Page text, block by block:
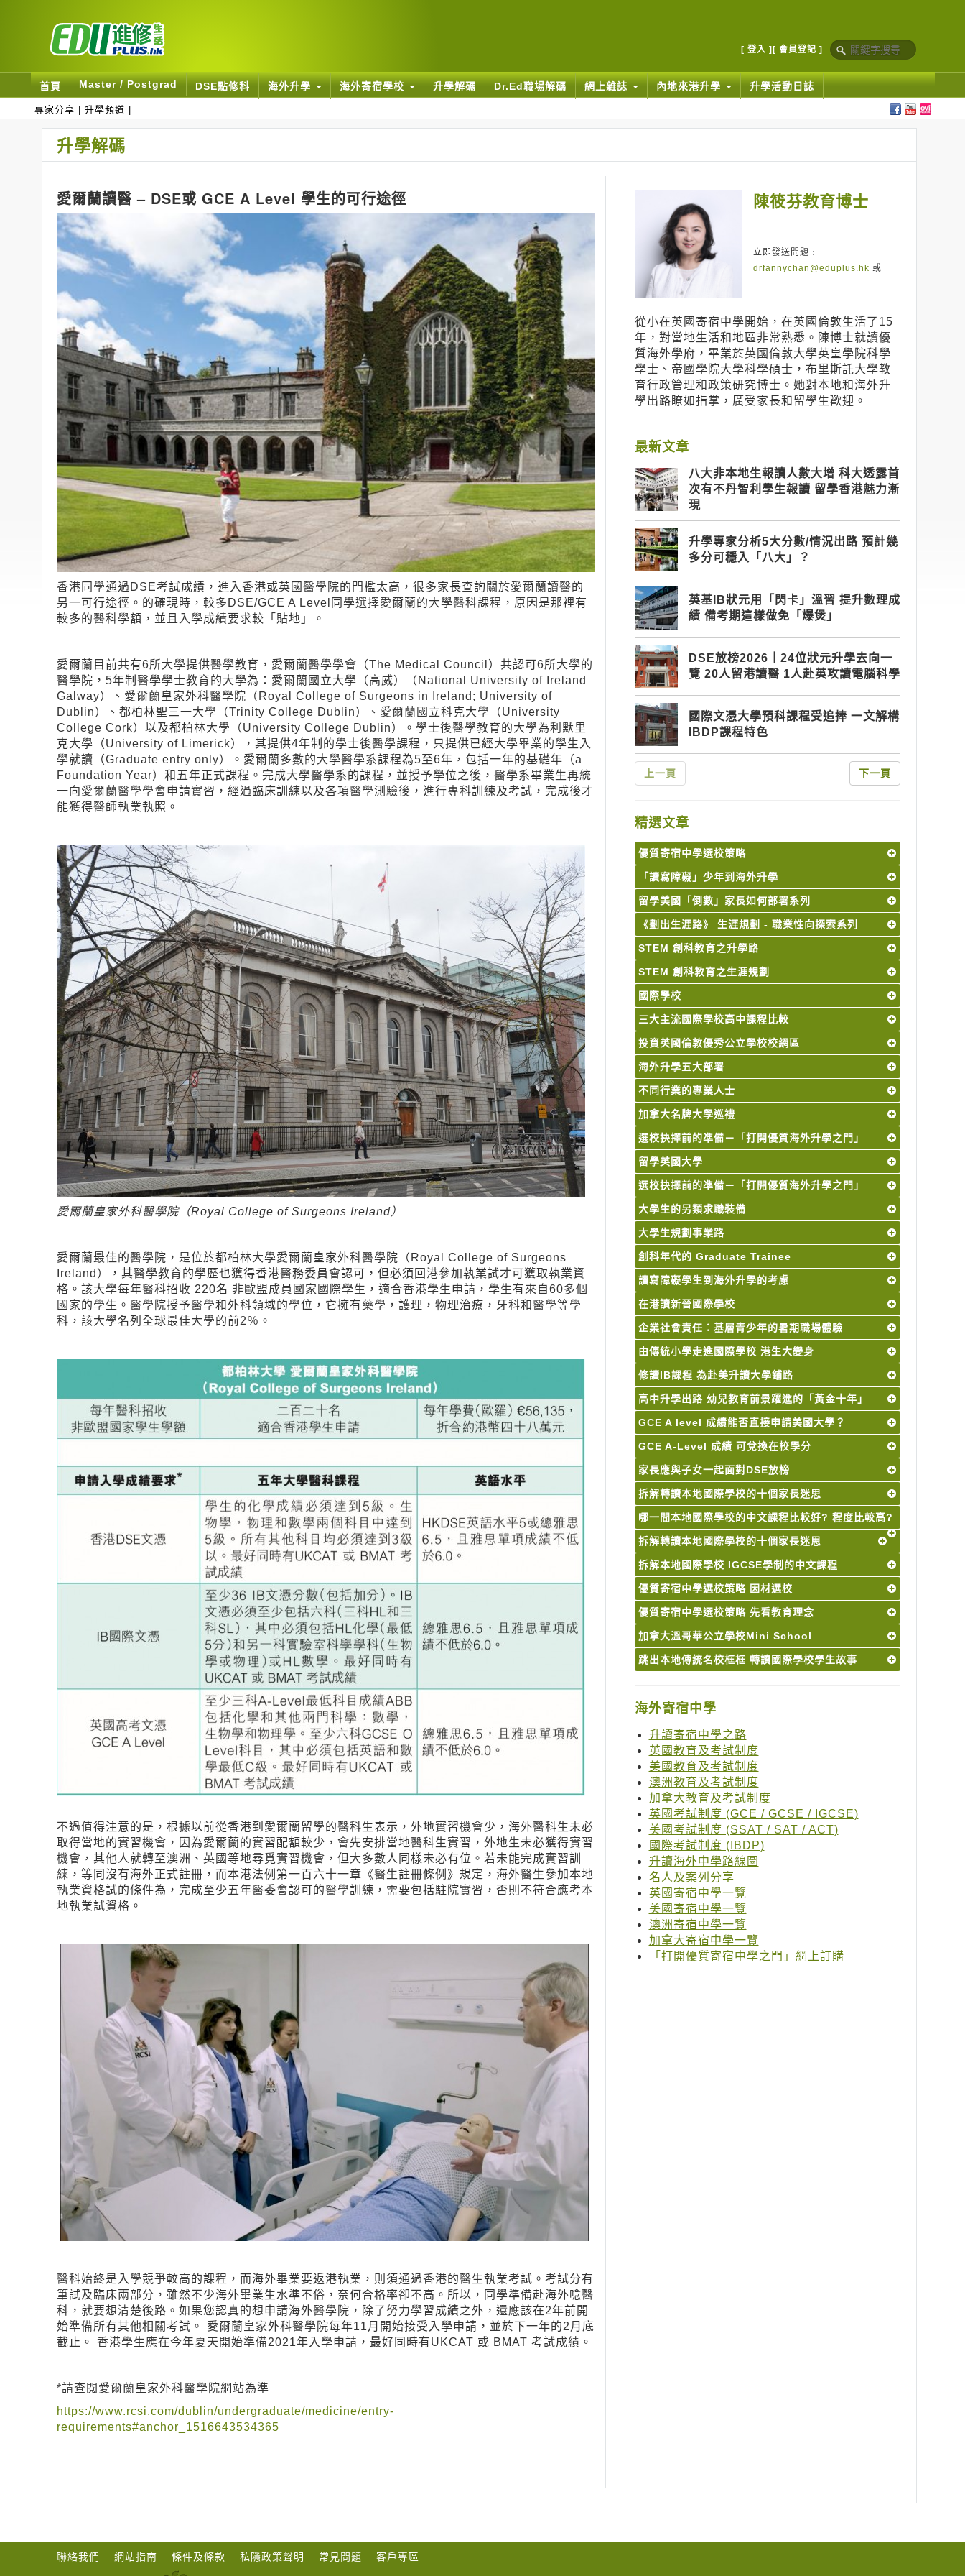
[ 登入 ] [ 會員登記 ]
首頁 Master / Postgrad DSE點修科 海外升學 海外寄宿學校 升學解碼 Dr.Ed職場解碼 網上雜誌 內地來港升學 升學活動日誌
專家分享 升學頻道
升學解碼
愛爾蘭讀醫 – DSE或 GCE A Level 學生的可行途徑
香港同學通過DSE考試成績，進入香港或英國醫學院的門檻太高，很多家長查詢關於愛爾蘭讀醫的
另一可行途徑。的確現時，較多DSE/GCE A Level同學選擇愛爾蘭的大學醫科課程，原因是那裡有
較多的醫科學額，並且入學成績要求較「貼地」。
愛爾蘭目前共有6所大學提供醫學教育，愛爾蘭醫學學會（The Medical Council）共認可6所大學的
醫學院，5年制醫學學士教育的大學為：愛爾蘭國立大學（高威）（National University of Ireland
Galway）、愛爾蘭皇家外科醫學院（Royal College of Surgeons in Ireland; University of
Dublin）、都柏林聖三一大學（Trinity College Dublin）、愛爾蘭國立科克大學（University
College Cork）以及都柏林大學（University College Dublin）。學士後醫學教育的大學為利默里
克大學（University of Limerick），其提供4年制的學士後醫學課程，只提供已經大學畢業的學生入
學就讀（Graduate entry only）。愛爾蘭多數的大學醫學系課程為5至6年，包括一年的基礎年（a
Foundation Year）和五年正式課程。完成大學醫學系的課程，並授予學位之後，醫學系畢業生再統
一向愛爾蘭醫學學會申請實習，經過臨床訓練以及各項醫學測驗後，進行專科訓練及考試，完成後才
能獲得醫師執業執照。
愛爾蘭皇家外科醫學院（Royal College of Surgeons Ireland）
愛爾蘭最佳的醫學院，是位於都柏林大學愛爾蘭皇家外科醫學院（Royal College of Surgeons
Ireland），其醫學教育的學歷也獲得香港醫務委員會認可，但必須回港參加執業試才可獲取執業資
格。該大學每年醫科招收 220名 非歐盟成員國家國際學生，適合香港學生申請，學生有來自60多個
國家的學生。醫學院授予醫學和外科領域的學位，它擁有藥學，護理，物理治療，牙科和醫學等學
科，該大學名列全球最佳大學的前2％。
不過值得注意的是，根據以前從香港到愛爾蘭留學的醫科生表示，外地實習機會少，海外醫科生未必
取得當地的實習機會，因為愛爾蘭的實習配額較少，會先安排當地醫科生實習，外地生未必獲得實習
機會，其他人就轉至澳洲、英國等地尋覓實習機會，但大多數人同樣未必有位。若未能完成實習訓
練，等同沒有海外正式註冊，而本港法例第一百六十一章《醫生註冊條例》規定，海外醫生參加本地
執業資格試的條件為，完成至少五年醫委會認可的醫學訓練，需要包括駐院實習，否則不符合應考本
地執業試資格。
醫科始終是入學競爭較高的課程，而海外畢業要返港執業，則須通過香港的醫生執業考試。考試分有
筆試及臨床兩部分，雖然不少海外畢業生水準不俗，奈何合格率卻不高。所以，同學準備赴海外唸醫
科，就要想清楚後路。如果您認真的想申請海外醫學院，除了努力學習成績之外，還應該在2年前開
始準備所有其他相關考試。 愛爾蘭皇家外科醫學院每年11月開始接受入學申請，並於下一年的2月底
截止。 香港學生應在今年夏天開始準備2021年入學申請，最好同時有UKCAT 或 BMAT 考試成績。
*請查閱愛爾蘭皇家外科醫學院網站為準
https://www.rcsi.com/dublin/undergraduate/medicine/entry-
requirements#anchor_1516643534365
陳筱芬教育博士
立即發送問題﹕
drfannychan@eduplus.hk 或
從小在英國寄宿中學開始，在英國倫敦生活了15
年，對當地生活和地區非常熟悉。陳博士就讀優
質海外學府，畢業於英國倫敦大學英皇學院科學
學士、帝國學院大學科學碩士，布里斯託大學教
育行政管理和政策研究博士。她對本地和海外升
學出路瞭如指掌，廣受家長和留學生歡迎。
最新文章
八大非本地生報讀人數大增 科大透露首
次有不丹智利學生報讀 留學香港魅力漸
現
升學專家分析5大分數/情況出路 預計幾
多分可穩入「八大」？
英基IB狀元用「閃卡」溫習 提升數理成
績 備考期這樣做免「爆煲」
DSE放榜2026｜24位狀元升學去向一
覽 20人留港讀醫 1人赴英攻讀電腦科學
國際文憑大學預科課程受追捧 一文解構
IBDP課程特色
上一頁 下一頁
精選文章
優質寄宿中學選校策略
「讀寫障礙」少年到海外升學
留學美國「倒數」家長如何部署系列
《劃出生涯路》 生涯規劃 - 職業性向探索系列
STEM 創科教育之升學路
STEM 創科教育之生涯規劃
國際學校
三大主流國際學校高中課程比較
投資英國倫敦優秀公立學校校網區
海外升學五大部署
不同行業的專業人士
加拿大名牌大學巡禮
選校抉擇前的凖備－「打開優質海外升學之門」
留學英國大學
選校抉擇前的凖備－「打開優質海外升學之門」
大學生的另類求職裝備
大學生規劃事業路
創科年代的 Graduate Trainee
讀寫障礙學生到海外升學的考慮
在港讀新晉國際學校
企業社會責任：基層青少年的暑期職場體驗
由傳統小學走進國際學校 港生大變身
修讀IB課程 為赴美升讀大學鋪路
高中升學出路 幼兒教育前景躍進的「黃金十年」
GCE A level 成績能否直接申請美國大學？
GCE A-Level 成績 可兌換在校學分
家長應與子女一起面對DSE放榜
拆解轉讀本地國際學校的十個家長迷思
哪一間本地國際學校的中文課程比較好? 程度比較高?
拆解轉讀本地國際學校的十個家長迷思
拆解本地國際學校 IGCSE學制的中文課程
優質寄宿中學選校策略 因材選校
優質寄宿中學選校策略 先看教育理念
加拿大溫哥華公立學校Mini School
跳出本地傳統名校框框 轉讀國際學校學生故事
海外寄宿中學
升讀寄宿中學之路
英國教育及考試制度
美國教育及考試制度
澳洲教育及考試制度
加拿大教育及考試制度
英國考試制度 (GCE / GCSE / IGCSE)
美國考試制度 (SSAT / SAT / ACT)
國際考試制度 (IBDP)
升讀海外中學路線圖
名人及案列分享
英國寄宿中學一覽
美國寄宿中學一覽
澳洲寄宿中學一覽
加拿大寄宿中學一覽
「打開優質寄宿中學之門」網上訂購
聯絡我們 網站指南 條件及條款 私隱政策聲明 常見問題 客戶專區